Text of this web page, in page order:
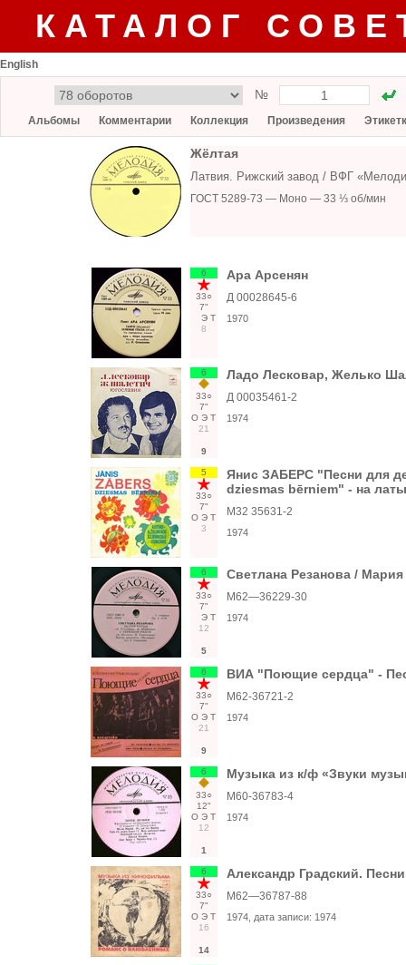
КАТАЛОГ
English
№
Альбомы Комментарии Коллекция Произведения
Жёлтая
Латвия. Рижский завод / ВФГ
ГОСТ 5289-73 — Моно — 33 ⅓ об/мин
6
33○
7"
Э Т
8
Ара Арсенян
Д 00028645-6
1970
6
33○
7"
О Э Т
21
9
Ладо Лесковар, Желько
Д 00035461-2
1974
5
33○
7"
О Э Т
3
Янис ЗАБЕРС "Песни для
dziesmas bērniem" - на
М32 35631-2
1974
6
33○
7"
Э Т
12
5
Светлана Резанова /
М62—36229-30
1974
6
33○
7"
О Э Т
21
9
ВИА "Поющие сердца" -
М62-36721-2
1974
6
33○
12"
О Э Т
12
1
Музыка из к/ф «Звуки
М60-36783-4
1974
6
33○
7"
О Э Т
16
14
Александр Градский.
М62—36787-88
1974 , дата записи: 1974